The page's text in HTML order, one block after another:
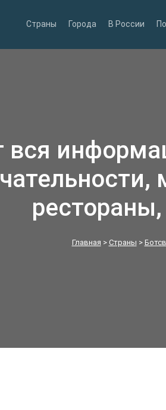
Страны Города В России
вся
Главная > Страны >